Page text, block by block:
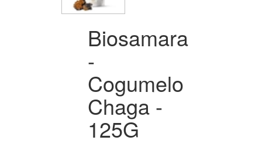
Biosamara
-
Cogumelo
Chaga -
125G